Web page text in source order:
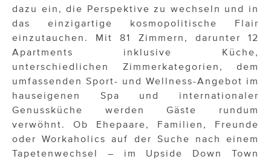
dazu ein, die Perspektive zu wechseln und in
das einzigartige kosmopolitische Flair
einzutauchen. Mit 81 Zimmern, darunter 12
Apartments inklusive Küche,
unterschiedlichen Zimmerkategorien, dem
umfassenden Sport- und Wellness-Angebot im
hauseigenen Spa und internationaler
Genussküche werden Gäste rundum
verwöhnt. Ob Ehepaare, Familien, Freunde
oder Workaholics auf der Suche nach einem
Tapetenwechsel – im Upside Down Town